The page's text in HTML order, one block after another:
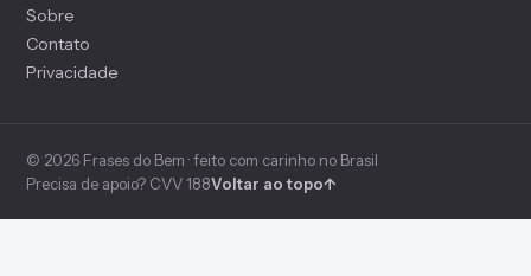
Sobre
Contato
Privacidade
© 2026 Frases do Bem · feito com carinho no Brasil
Precisa de apoio? CVV 188Voltar ao topo↑